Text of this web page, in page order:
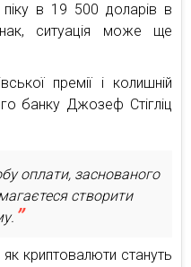
піку в 19 500 доларів в
ситуація може ще
премії і колишній
банку Джозеф Стігліц
оплати, заснованого
створити
криптовалюти стануть